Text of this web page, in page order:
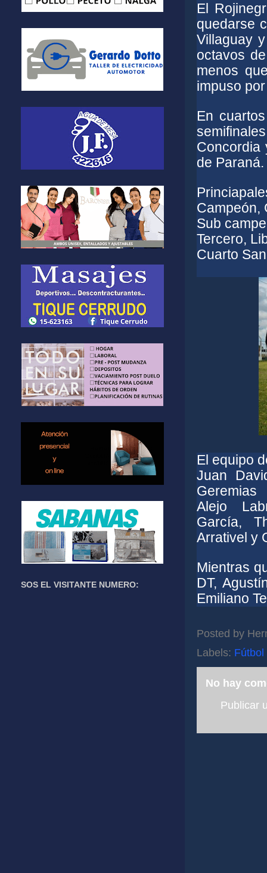
El
quedarse
Villaguay
octavos
menos
impuso
En
Concordia
de Paraná.
Campeón,
Sub
Tercero,
Cuarto
El equipo
Juan
Geremias
Alejo
García,
Arrativel y
Mientras
DT,
Emiliano
Posted by
Labels: Fútbol
No hay
Publicar
SOS EL VISITANTE NUMERO: